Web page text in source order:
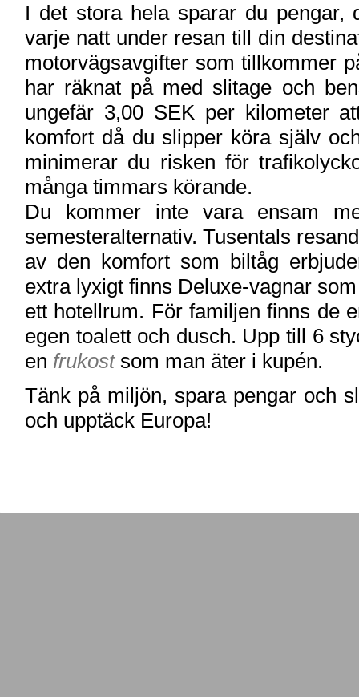
I det stora hela sparar du pengar,
varje natt under resan till din
motorvägsavgifter som tillkommer
har räknat på med slitage och
ungefär 3,00 SEK per kilometer
komfort då du slipper köra själv
minimerar du risken för
många timmars körande.
Du kommer inte vara ensam
semesteralternativ. Tusentals
av den komfort som biltåg
extra lyxigt finns Deluxe-vagnar
ett hotellrum. För familjen finns de
egen toalett och dusch. Upp till 6
en frukostsom man äter i kupén.
Tänk på miljön, spara pengar och
och upptäck Europa!